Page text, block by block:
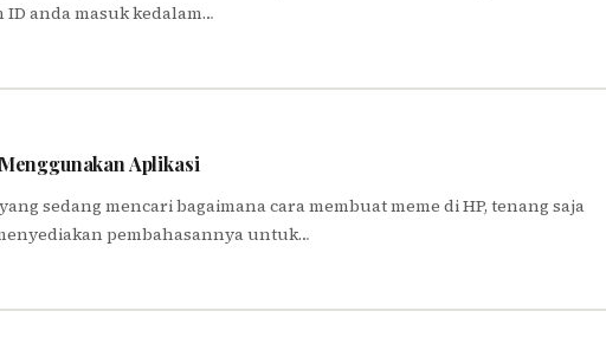
anda masuk kedalam…
Aplikasi
sedang mencari bagaimana cara membuat meme di HP, tenang saja
pembahasannya untuk…